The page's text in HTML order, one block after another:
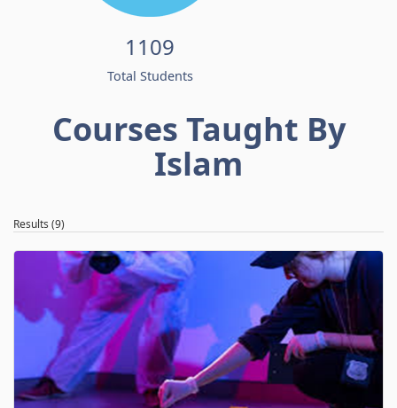
1109
Total Students
Courses Taught By
Islam
Results (9)